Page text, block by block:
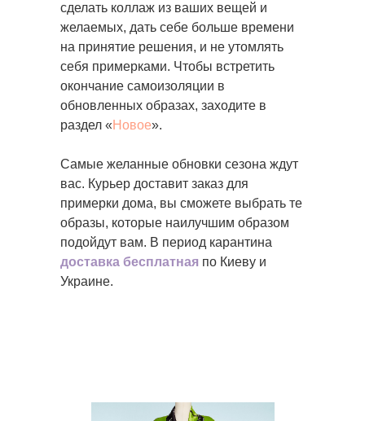
сделать коллаж из ваших вещей и
желаемых, дать себе больше времени
на принятие решения, и не утомлять
себя примерками. Чтобы встретить
окончание самоизоляции в
обновленных образах, заходите в
раздел « Новое».
Самые желанные обновки сезона ждут
вас. Курьер доставит заказ для
примерки дома, вы сможете выбрать те
образы, которые наилучшим образом
подойдут вам. В период карантина
доставка бесплатная по Киеву и
Украине.